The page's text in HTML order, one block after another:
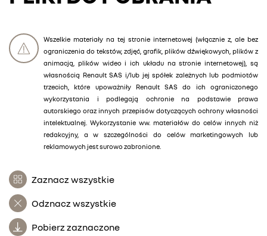
Wszelkie materiały na tej stronie internetowej (włącznie z, ale bez
ograniczenia do tekstów, zdjęć, grafik, plików dźwiękowych, plików z
animacją, plików wideo i ich układu na stronie internetowej), są
własnością Renault SAS i/lub jej spółek zależnych lub podmiotów
trzecich, które upoważniły Renault SAS do ich ograniczonego
wykorzystania i podlegają ochronie na podstawie prawa
autorskiego oraz innych przepisów dotyczących ochrony własności
intelektualnej. Wykorzystanie ww. materiałów do celów innych niż
redakcyjny, a w szczególności do celów marketingowych lub
reklamowych jest surowo zabronione.
Zaznacz wszystkie
Odznacz wszystkie
Pobierz zaznaczone